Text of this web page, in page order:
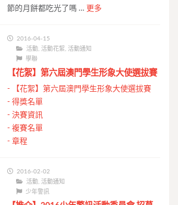
節的月餅都吃光了嗎 … 更多
2016-04-15
活動 ,活動花絮 ,活動通知
學聯
【花絮】第六屆澳門學生形象大使選拔賽
-
【花絮】第六屆澳門學生形象大使選拔賽
- 得獎名單
- 決賽資訊
- 複賽名單
- 章程
2016-02-02
活動 ,活動通知
少年警訊